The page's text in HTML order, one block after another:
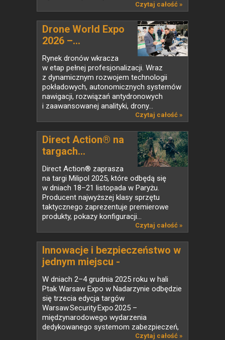
Czytaj całość »
Drone World Expo
2026 –...
Rynek dronów wkracza
w etap pełnej profesjonalizacji. Wraz
z dynamicznym rozwojem technologii
pokładowych, autonomicznych systemów
nawigacji, rozwiązań antydronowych
i zaawansowanej analityki, drony...
Czytaj całość »
Direct Action® na
targach...
Direct Action® zaprasza
na targi Milipol 2025, które odbędą się
w dniach 18–21 listopada w Paryżu.
Producent najwyższej klasy sprzętu
taktycznego zaprezentuje premierowe
produkty, pokazy konfiguracji...
Czytaj całość »
Innowacje i bezpieczeństwo w
jednym miejscu -
Warsaw Security Expo 2025
W dniach 2–4 grudnia 2025 roku w hali
Ptak Warsaw Expo w Nadarzynie odbędzie
się trzecia edycja targów
Warsaw Security Expo 2025 –
międzynarodowego wydarzenia
dedykowanego systemom zabezpieczeń,
Czytaj całość »